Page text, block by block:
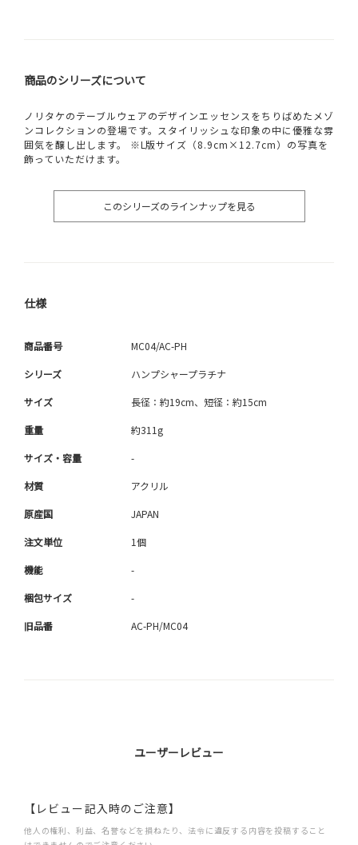
商品のシリーズについて
ノリタケのテーブルウェアのデザインエッセンスをちりばめたメゾ
ンコレクションの登場です。スタイリッシュな印象の中に優雅な雰
囲気を醸し出します。 ※L版サイズ（8.9cm×12.7cm）の写真を
飾っていただけます。
このシリーズのラインナップを見る
仕様
商品番号 MC04/AC-PH
シリーズ ハンプシャープラチナ
サイズ 長径：約19cm、短径：約15cm
重量 約311g
サイズ・容量 -
材質 アクリル
原産国 JAPAN
注文単位 1個
機能 -
梱包サイズ -
旧品番 AC-PH/MC04
ユーザーレビュー
【レビュー記入時のご注意】
他人の権利、利益、名誉などを損ねたり、法令に違反する内容を投稿すること